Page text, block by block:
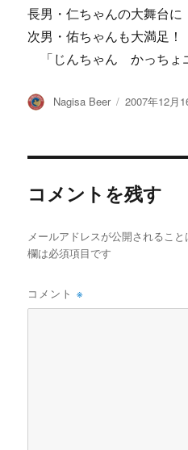
長男・仁ちゃんの大舞台に
次男・佑ちゃんも大満足！
「じんちゃん かっちょ
投
Nagisa Beer
投
2007年12月
コメントを残す
メールアドレスが公開されること
欄は必須項目です
コメント※